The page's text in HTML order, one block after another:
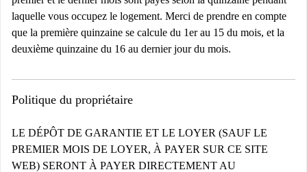
laquelle vous occupez le logement. Merci de prendre en compte
que la première quinzaine se calcule du 1er au 15 du mois, et la
deuxième quinzaine du 16 au dernier jour du mois.
Politique du propriétaire
LE DÉPÔT DE GARANTIE ET LE LOYER (SAUF LE
PREMIER MOIS DE LOYER, À PAYER SUR CE SITE
WEB) SERONT À PAYER DIRECTEMENT AU